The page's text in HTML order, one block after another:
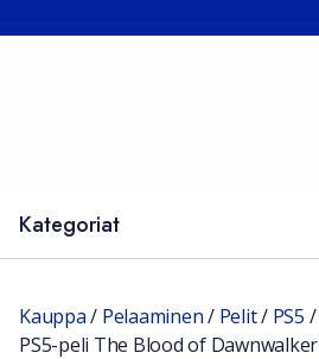
Kategoriat
Kauppa/ Pelaaminen/ Pelit/ PS5 /
PS5-peli The Blood of Dawnwalker